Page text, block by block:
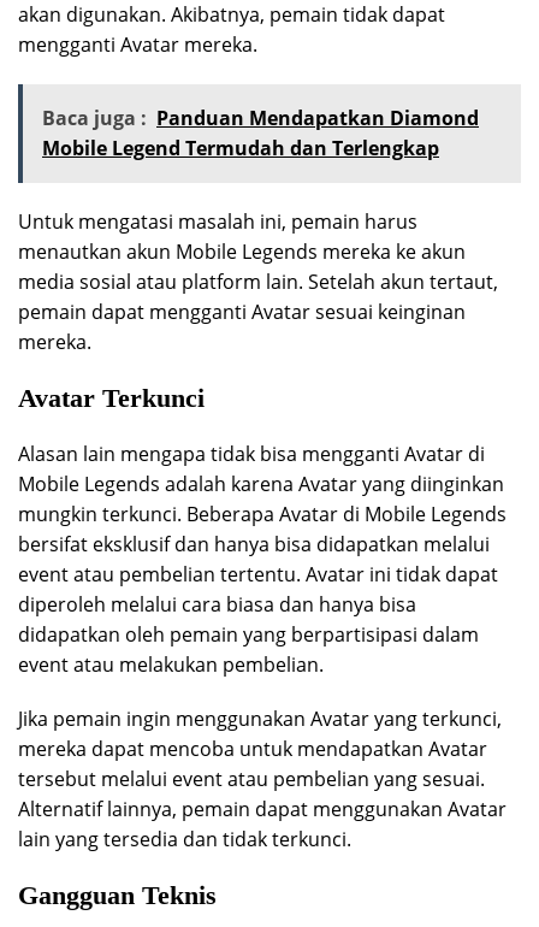
akan digunakan. Akibatnya, pemain tidak dapat
mengganti Avatar mereka.
Baca juga : Panduan Mendapatkan Diamond
Mobile Legend Termudah dan Terlengkap
Untuk mengatasi masalah ini, pemain harus
menautkan akun Mobile Legends mereka ke akun
media sosial atau platform lain. Setelah akun tertaut,
pemain dapat mengganti Avatar sesuai keinginan
mereka.
Avatar Terkunci
Alasan lain mengapa tidak bisa mengganti Avatar di
Mobile Legends adalah karena Avatar yang diinginkan
mungkin terkunci. Beberapa Avatar di Mobile Legends
bersifat eksklusif dan hanya bisa didapatkan melalui
event atau pembelian tertentu. Avatar ini tidak dapat
diperoleh melalui cara biasa dan hanya bisa
didapatkan oleh pemain yang berpartisipasi dalam
event atau melakukan pembelian.
Jika pemain ingin menggunakan Avatar yang terkunci,
mereka dapat mencoba untuk mendapatkan Avatar
tersebut melalui event atau pembelian yang sesuai.
Alternatif lainnya, pemain dapat menggunakan Avatar
lain yang tersedia dan tidak terkunci.
Gangguan Teknis